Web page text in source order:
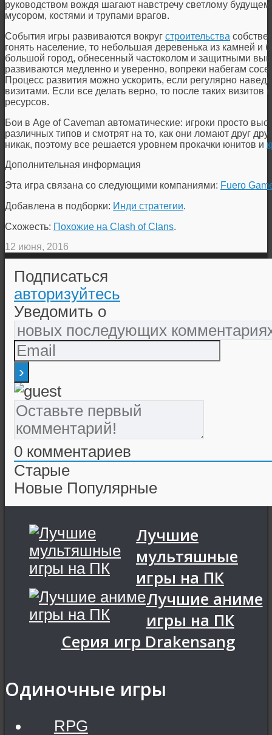
руководством вождя шагают навстречу светлому
мусором, костями и трупами врагов.
События игры развиваются вокруг строительства
гонять население, то небольшая деревенька из камней и
большой город, обнесенный частоколом и защитными
развиваются медленно и уверенно, вопреки набегам
Процесс развития можно ускорить, если регулярно
визитами. Если все делать верно, то после таких
ресурсов.
Бои в Age of Caveman автоматические: игроки просто
различных типов и смотрят на то, как они ломают друг
никак, поэтому все решается уровнем прокачки юнитов и
Дополнительная информация
Эта игра связана со следующими компаниями: Fuero
Добавлена в подборки: Инди стратегии.
Схожесть: Похожие на Clash of Clans.
12 июня, 2016
Подписаться
авторизуйтесь
Уведомить о
0 комментариев
Старые
Новые Популярные
Лучшие
мультяшные
игры на ПК
Лучшие аниме
игры на ПК
Серия игр Drakensang
Одиночные игры
RPG